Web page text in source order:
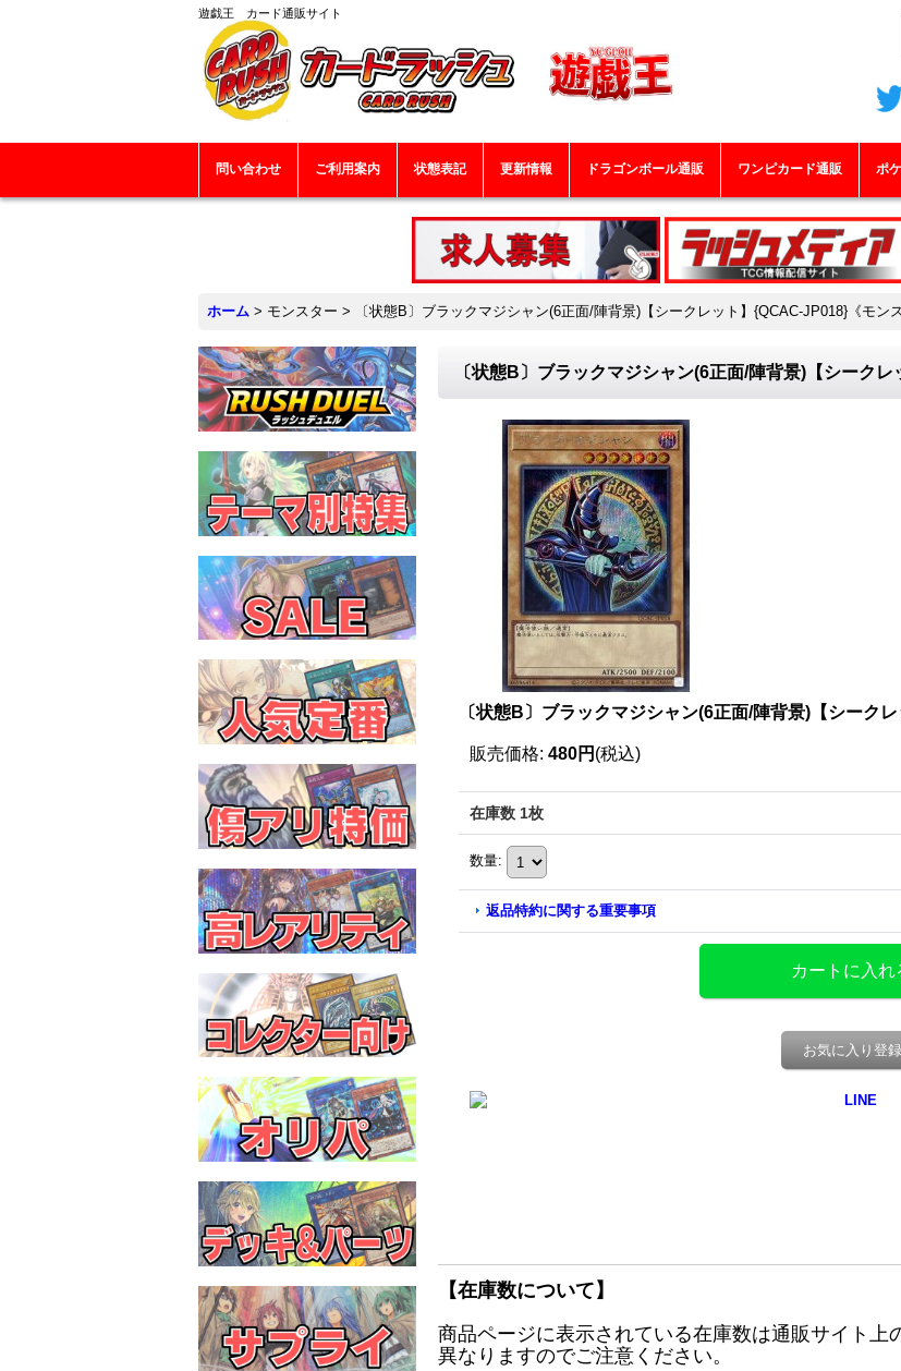
遊戯王 カード通販サイト
問い合わせ ご利用案内 状態表記 更新情報 ドラゴンボール通販 ワンピカード通販 ポ
ホーム > モンスター > 〔状態B〕ブラックマジシャン(6正面/陣背景)【シークレット】{QCAC-JP018}《モン
〔状態B〕ブラックマジシャン(6正面/陣背景)【シーク
〔状態B〕ブラックマジシャン(6正面/陣背景)【シーク
販売価格: 480円 (税込)
在庫数 1枚
数量:
返品特約に関する重要事項
お気に入り登録
【在庫数について】
商品ページに表示されている在庫数は通販サイト上
異なりますのでご注意ください。